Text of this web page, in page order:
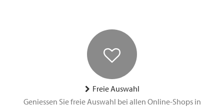
Freie Auswahl
Geniessen Sie freie Auswahl bei allen Online-Shops in